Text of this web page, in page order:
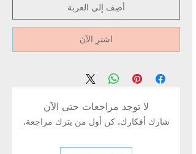
أضِف إلى العربة
اشترِ الآن
لا توجد مراجعات حتى الآن
شارك أفكارك. كن أول من يترك مراجعة.